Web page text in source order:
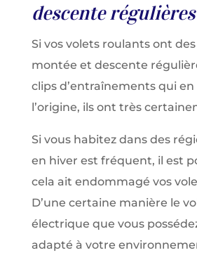
descente régulières
Si vos volets roulants ont
montée et descente
clips d’entraînements qui en
l’origine, ils ont très
Si vous habitez dans des
en hiver est fréquent, il est
cela ait endommagé vos
D’une certaine manière le
électrique que vous
adapté à votre